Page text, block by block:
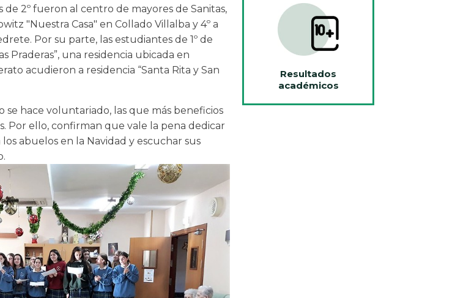
de 2º fueron al centro de mayores de Sanitas,
"Nuestra Casa" en Collado Villalba y 4º a
Por su parte, las estudiantes de 1º de
Praderas”, una residencia ubicada en
acudieron a residencia “Santa Rita y San
hace voluntariado, las que más beneficios
Por ello, confirman que vale la pena dedicar
abuelos en la Navidad y escuchar sus
Resultados
académicos